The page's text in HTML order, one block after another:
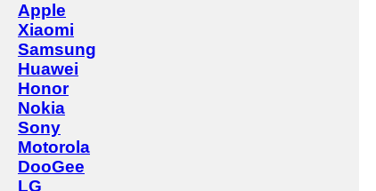
Apple
Xiaomi
Samsung
Huawei
Honor
Nokia
Sony
Motorola
DooGee
LG